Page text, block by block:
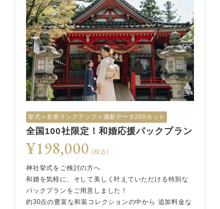
挙式︎＋衣装ランクアップ＋撮影データ200カット
全国100社限定！和婚応援パックプラン
¥198,000 (税込)
神社挙式をご検討の方へ
和婚を気軽に、そして美しく叶えていただける特別な
パックプランをご用意しました！
約30点の豊富な和装コレクションの中から 追加料金な